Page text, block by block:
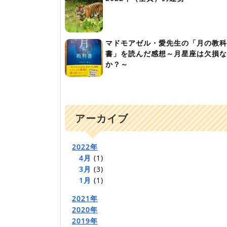
マドモアゼル・愛先生の「月の教科
書」を読んだ感想～月星座は欠損
か？～
アーカイブ
2022年
4月 (1)
3月 (3)
1月 (1)
2021年
2020年
2019年